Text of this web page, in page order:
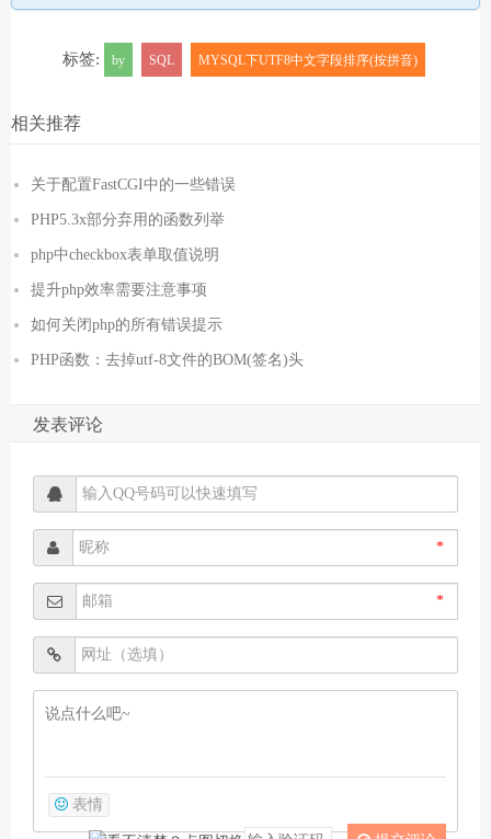
标签: by SQL MYSQL下UTF8中文字段排序(按拼音)
相关推荐
关于配置FastCGI中的一些错误
PHP5.3x部分弃用的函数列举
php中checkbox表单取值说明
提升php效率需要注意事项
如何关闭php的所有错误提示
PHP函数：去掉utf-8文件的BOM(签名)头
发表评论
*
*
表情